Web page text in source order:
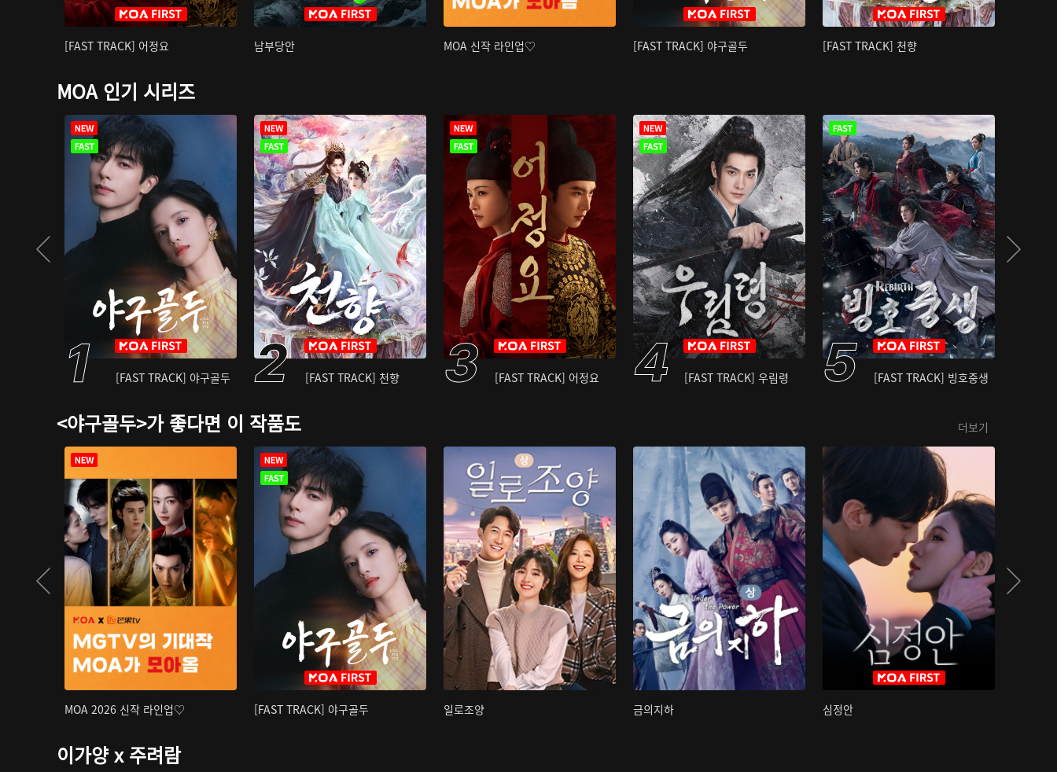
[FAST TRACK] 어정요 남부당안 MOA 신작 라인업♡ [FAST TRACK] 야구골두 [FAST TRACK] 천향
MOA 인기 시리즈
[FAST TRACK] 야구골두 [FAST TRACK] 천향 [FAST TRACK] 어정요 [FAST TRACK] 우림령 [FAST TRACK] 빙호중생
<야구골두>가 좋다면 이 작품도 더보기
MOA 2026 신작 라인업♡ [FAST TRACK] 야구골두 일로조양 금의지하 심정안
이가양 x 주려람